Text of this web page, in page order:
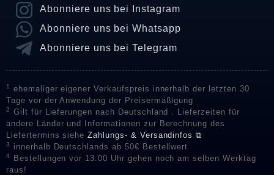
Abonniere uns bei Instagram
Abonniere uns bei Whatsapp
Abonniere uns bei Telegram
1
ehemaliger eigener Verkaufspreis innerhalb der letzten 30
Tage vor der Anwendung der Preisermäßigung
2
Gilt für Lieferungen nach Deutschland . Lieferzeiten für
andere Länder und Informationen zur Berechnung des
Liefertermins sieheZahlungs- & Versandinfos ⧉
3 innerhalb Deutschlands ab 50€ Bestellwert
4
Bestellungen vor 13.00 Uhr gehen noch am selben Werktag
raus!